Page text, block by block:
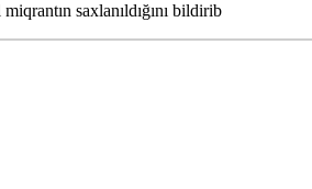
saxlanıldığını bildirib